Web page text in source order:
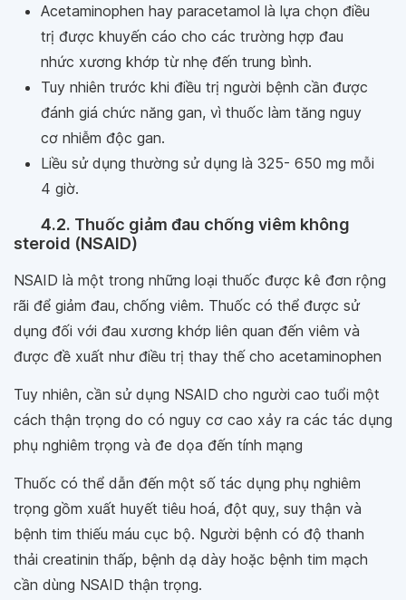
Acetaminophen hay paracetamol là lựa chọn điều
trị được khuyến cáo cho các trường hợp đau
nhức xương khớp từ nhẹ đến trung bình.
Tuy nhiên trước khi điều trị người bệnh cần được
đánh giá chức năng gan, vì thuốc làm tăng nguy
cơ nhiễm độc gan.
Liều sử dụng thường sử dụng là 325- 650 mg mỗi
4 giờ.
4.2. Thuốc giảm đau chống viêm không
steroid (NSAID)
NSAID là một trong những loại thuốc được kê đơn rộng
rãi để giảm đau, chống viêm. Thuốc có thể được sử
dụng đối với đau xương khớp liên quan đến viêm và
được đề xuất như điều trị thay thế cho acetaminophen
Tuy nhiên, cần sử dụng NSAID cho người cao tuổi một
cách thận trọng do có nguy cơ cao xảy ra các tác dụng
phụ nghiêm trọng và đe dọa đến tính mạng
Thuốc có thể dẫn đến một số tác dụng phụ nghiêm
trọng gồm xuất huyết tiêu hoá, đột quỵ, suy thận và
bệnh tim thiếu máu cục bộ. Người bệnh có độ thanh
thải creatinin thấp, bệnh dạ dày hoặc bệnh tim mạch
cần dùng NSAID thận trọng.